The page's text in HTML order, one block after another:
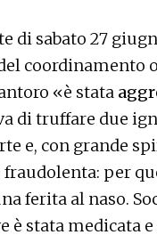
di sabato 27
coordinamento
«è stata
di truffare due
e, con grande
per
ferita al naso.
è stata medicata